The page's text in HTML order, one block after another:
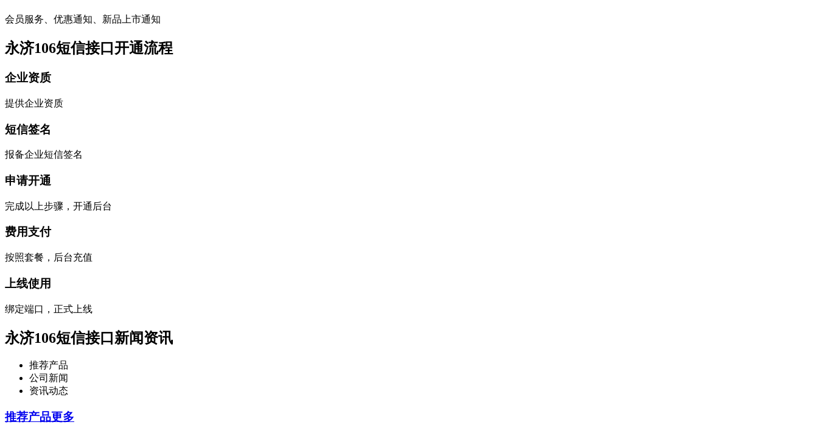
会员服务、优惠通知、新品上市通知
永济106短信接口开通流程
企业资质
提供企业资质
短信签名
报备企业短信签名
申请开通
完成以上步骤，开通后台
费用支付
按照套餐，后台充值
上线使用
绑定端口，正式上线
永济106短信接口新闻资讯
推荐产品
公司新闻
资讯动态
推荐产品更多